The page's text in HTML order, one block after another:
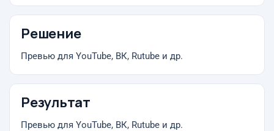
Решение
Превью для YouTube, ВК, Rutube и др.
Результат
Превью для YouTube, ВК, Rutube и др.